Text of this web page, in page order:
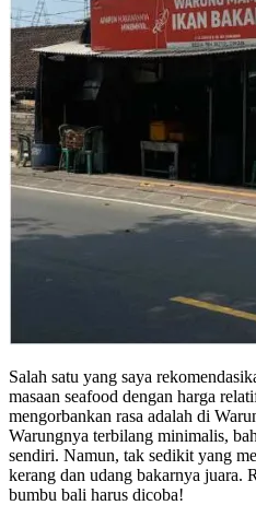
Salah satu yang saya
masaan seafood dengan harga
mengorbankan rasa adalah di
Warungnya terbilang minimalis,
sendiri. Namun, tak sedikit yang
kerang dan udang bakarnya juara.
bumbu bali harus dicoba!